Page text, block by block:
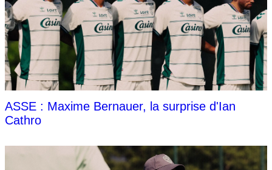
ASSE : Maxime Bernauer, la surprise d'Ian
Cathro